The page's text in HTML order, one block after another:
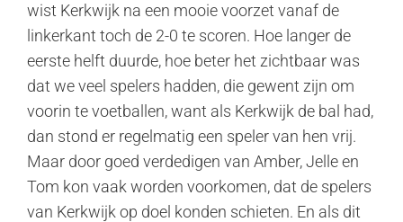
wist Kerkwijk na een mooie voorzet vanaf de
linkerkant toch de 2-0 te scoren. Hoe langer de
eerste helft duurde, hoe beter het zichtbaar was
dat we veel spelers hadden, die gewent zijn om
voorin te voetballen, want als Kerkwijk de bal had,
dan stond er regelmatig een speler van hen vrij.
Maar door goed verdedigen van Amber, Jelle en
Tom kon vaak worden voorkomen, dat de spelers
van Kerkwijk op doel konden schieten. En als dit